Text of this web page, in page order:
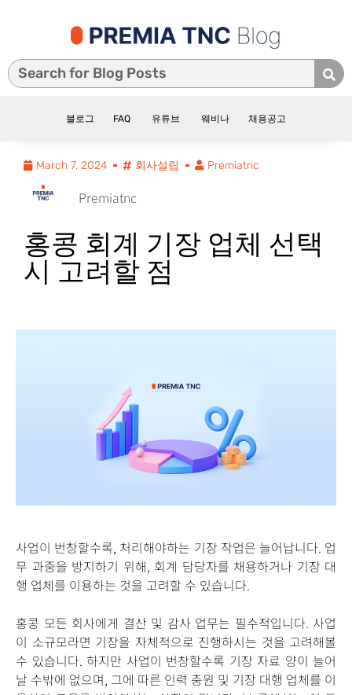
블로그 FAQ 유튜브 웨비나 채용공고
March 7, 2024 회사설립 Premiatnc
Premiatnc
홍콩 회계 기장 업체 선택
시 고려할 점
사업이 번창할수록, 처리해야하는 기장 작업은 늘어납니다. 업
무 과중을 방지하기 위해, 회계 담당자를 채용하거나 기장 대
행 업체를 이용하는 것을 고려할 수 있습니다.
홍콩 모든 회사에게 결산 및 감사 업무는 필수적입니다. 사업
이 소규모라면 기장을 자체적으로 진행하시는 것을 고려해볼
수 있습니다. 하지만 사업이 번창할수록 기장 자료 양이 늘어
날 수밖에 없으며, 그에 따른 인력 충원 및 기장 대행 업체를 이